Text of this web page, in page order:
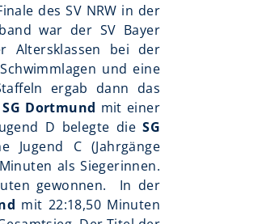
des SV NRW in der
war der SV Bayer
Altersklassen bei der
und eine
ergab dann das
SG Dortmund mit einer
D belegte dieSG
C (Jahrgänge
als Siegerinnen.
gewonnen. In der
mit 22:18,50 Minuten